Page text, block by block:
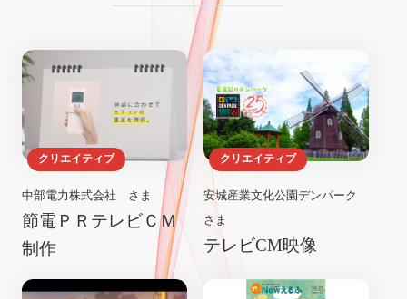
クリエイティブ
中部電力株式会社 さま
節電ＰＲテレビＣＭ
制作
クリエイティブ
安城産業文化公園デンパーク
さま
テレビCM映像